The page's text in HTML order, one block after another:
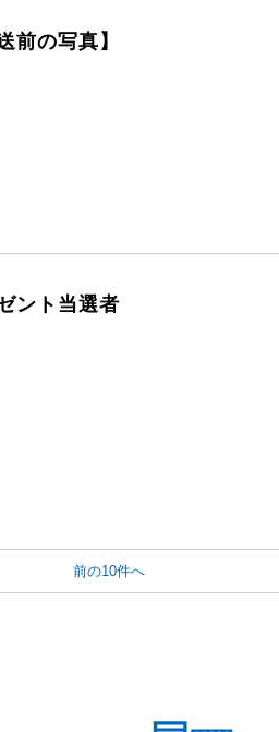
前の写真】
ント当選者
前の10件へ